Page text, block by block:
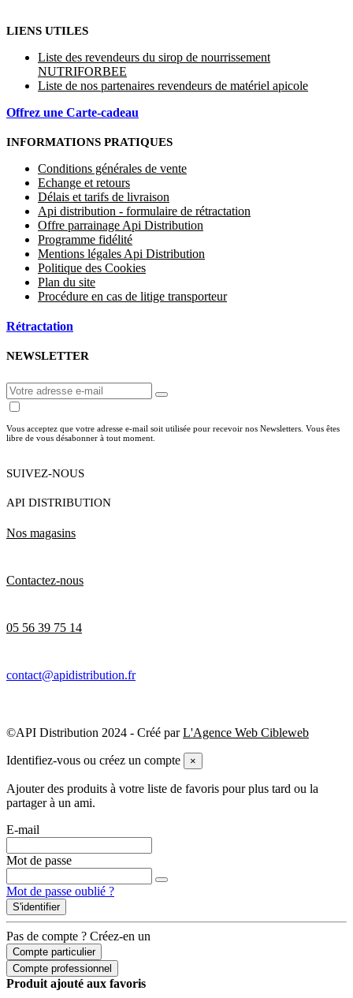
LIENS UTILES
Liste des revendeurs du sirop de nourrissement
NUTRIFORBEE
Liste de nos partenaires revendeurs de matériel apicole
Offrez une Carte-cadeau
INFORMATIONS PRATIQUES
Conditions générales de vente
Echange et retours
Délais et tarifs de livraison
Api distribution - formulaire de rétractation
Offre parrainage Api Distribution
Programme fidélité
Mentions légales Api Distribution
Politique des Cookies
Plan du site
Procédure en cas de litige transporteur
Rétractation
NEWSLETTER
Vous acceptez que votre adresse e-mail soit utilisée pour recevoir nos Newsletters. Vous êtes
libre de vous désabonner à tout moment.
SUIVEZ-NOUS
API DISTRIBUTION
Nos magasins
Contactez-nous
05 56 39 75 14
contact@apidistribution.fr
©API Distribution 2024 - Créé parL'Agence Web Cibleweb
Identifiez-vous ou créez un compte ×
Ajouter des produits à votre liste de favoris pour plus tard ou la
partager à un ami.
E-mail
Mot de passe
Mot de passe oublié ?
S'identifier
Pas de compte ? Créez-en un
Compte particulier
Compte professionnel
Produit ajouté aux favoris